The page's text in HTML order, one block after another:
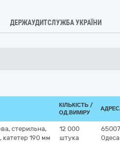
ДЕРЖАУДИТСЛУЖБА УКРАЇНИ
КІЛЬКІСТЬ /
ОД.ВИМІРУ
стерильна,
катетер 190 мм
12 000
штука
65007
Одеса